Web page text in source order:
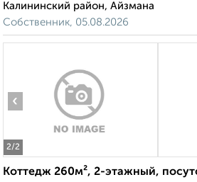
Калининский район, Айзмана
Собственник, 05.08.2026
2/2
‹
Коттедж 260м², 2-этажный,